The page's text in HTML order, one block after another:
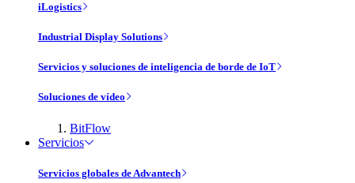
iLogistics
Industrial Display Solutions
Servicios y soluciones de inteligencia de borde de IoT
Soluciones de vídeo
BitFlow
Servicios
Servicios globales de Advantech